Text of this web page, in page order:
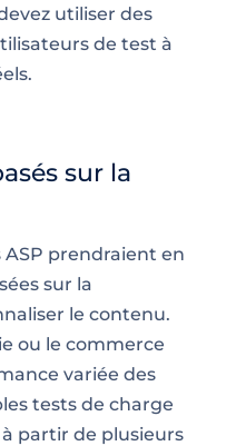
utiliser des
de test à
sur la
prendraient en
sur la
le contenu.
ou le commerce
variée des
tests de charge
partir de plusieurs